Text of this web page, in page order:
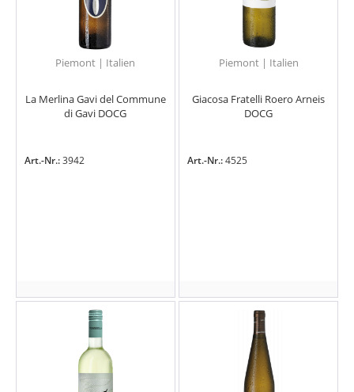
Piemont | Italien
La Merlina Gavi del Commune
di Gavi DOCG
Art.-Nr.:3942
Piemont | Italien
Giacosa Fratelli Roero Arneis
DOCG
Art.-Nr.:4525